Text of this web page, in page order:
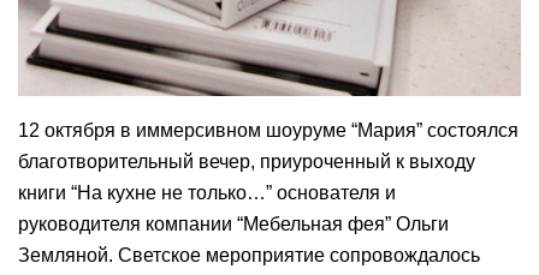
12 октября в иммерсивном шоуруме “Мария” состоялся
благотворительный вечер, приуроченный к выходу
книги “На кухне не только…” основателя и
руководителя компании “Мебельная фея” Ольги
Земляной. Светское мероприятие сопровождалось